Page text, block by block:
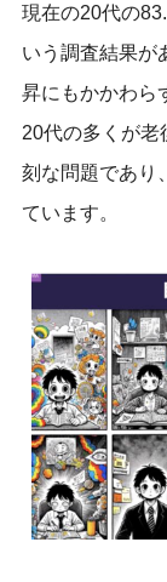
現在の20代の
いう調査結果が
昇にもかかわら
20代の多くが老
刻な問題であり
ています。